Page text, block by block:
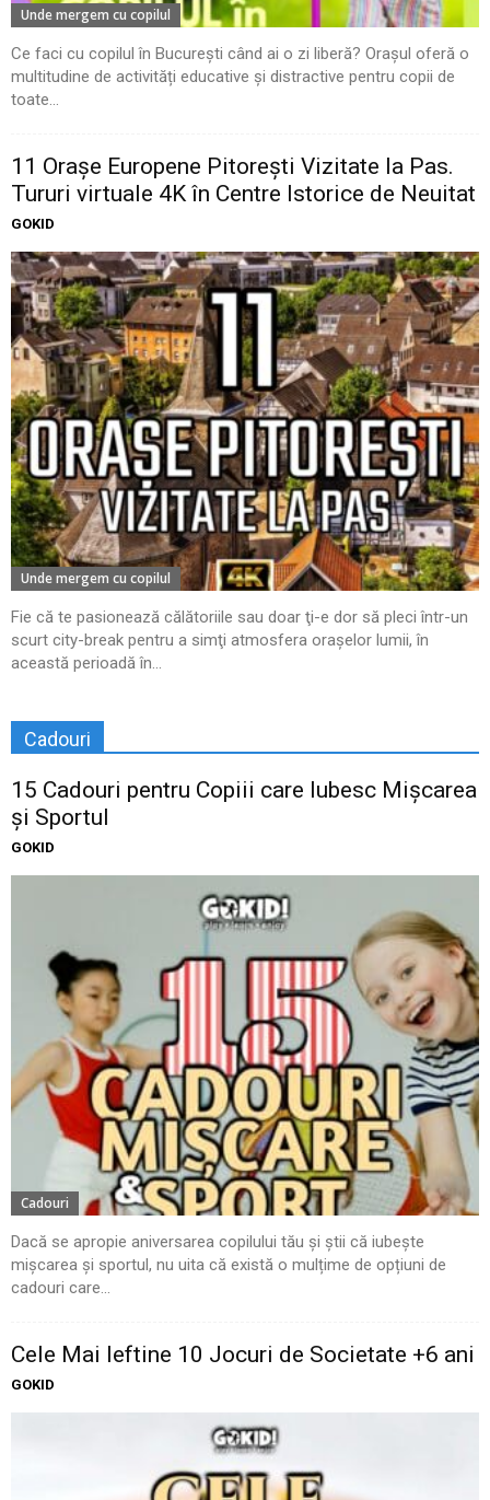
Unde mergem cu copilul
Ce faci cu copilul în București când ai o zi liberă? Orașul oferă o
multitudine de activități educative și distractive pentru copii de
toate...
11 Oraşe Europene Pitoreşti Vizitate la Pas.
Tururi virtuale 4K în Centre Istorice de Neuitat
GOKID
Unde mergem cu copilul
Fie că te pasionează călătoriile sau doar ţi-e dor să pleci într-un
scurt city-break pentru a simţi atmosfera oraşelor lumii, în
această perioadă în...
Cadouri
15 Cadouri pentru Copiii care Iubesc Mișcarea
și Sportul
GOKID
Cadouri
Dacă se apropie aniversarea copilului tău și știi că iubește
mișcarea și sportul, nu uita că există o mulțime de opțiuni de
cadouri care...
Cele Mai Ieftine 10 Jocuri de Societate +6 ani
GOKID